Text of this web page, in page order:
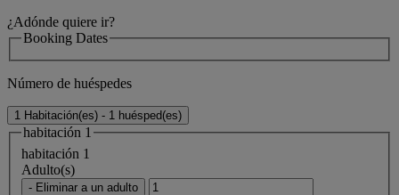
¿Adónde quiere ir?
Booking Dates
Número de huéspedes
1 Habitación(es) - 1 huésped(es)
habitación 1
habitación 1
Adulto(s)
- Eliminar a un adulto